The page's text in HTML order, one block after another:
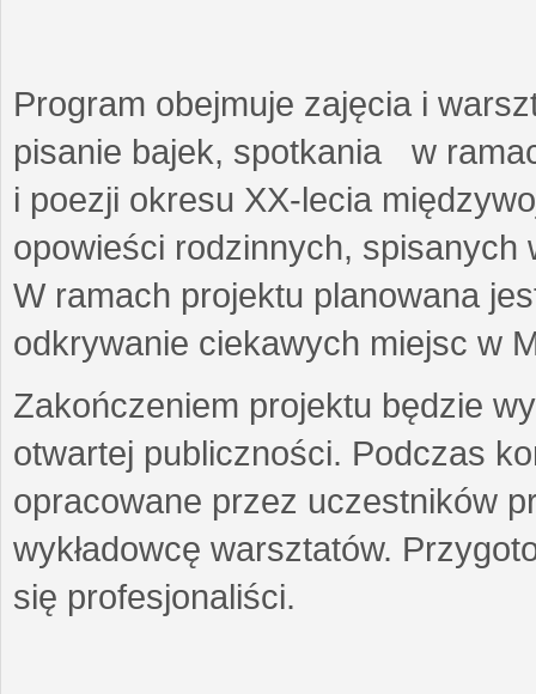
Program obejmuje zajęcia i
pisanie bajek, spotkania w
i poezji okresu XX-lecia
opowieści rodzinnych,
W ramach projektu planowana
odkrywanie ciekawych miejsc w
Zakończeniem projektu będzie
otwartej publiczności. Podczas
opracowane przez uczestników
wykładowcę warsztatów.
się profesjonaliści.